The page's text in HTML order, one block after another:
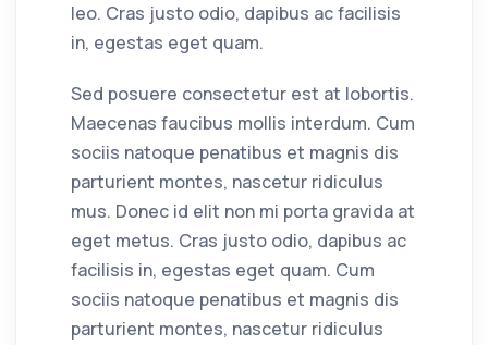
leo. Cras justo odio, dapibus ac facilisis
in, egestas eget quam.
Sed posuere consectetur est at lobortis.
Maecenas faucibus mollis interdum. Cum
sociis natoque penatibus et magnis dis
parturient montes, nascetur ridiculus
mus. Donec id elit non mi porta gravida at
eget metus. Cras justo odio, dapibus ac
facilisis in, egestas eget quam. Cum
sociis natoque penatibus et magnis dis
parturient montes, nascetur ridiculus